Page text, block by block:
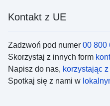
Kontakt z UE
Zadzwoń pod numer 00 800
Skorzystaj z innych form
Napisz do nas, korzystając
Spotkaj się z nami w